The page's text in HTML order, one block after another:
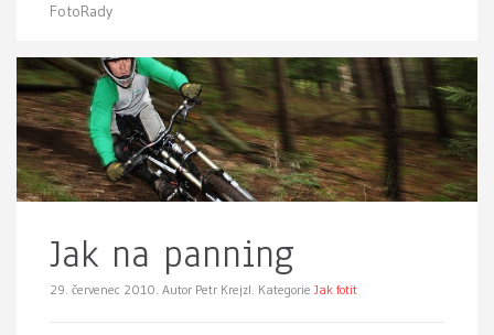
FotoRady
Jak na panning
29. červenec 2010. Autor Petr Krejzl. Kategorie Jak fotit